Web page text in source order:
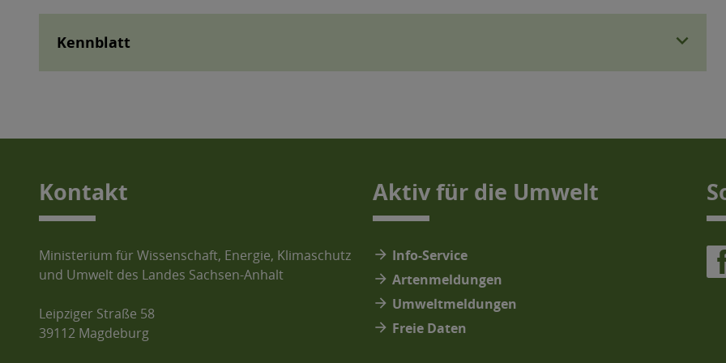
Kennblatt expand_more
Kontakt
Ministerium für Wissenschaft, Energie, Klimaschutz
und Umwelt des Landes Sachsen-Anhalt
Leipziger Straße 58
39112 Magdeburg
Aktiv für die Umwelt
arrow_forward Info-Service
arrow_forward Artenmeldungen
arrow_forward Umweltmeldungen
arrow_forward Freie Daten